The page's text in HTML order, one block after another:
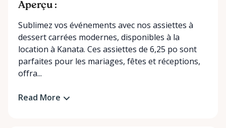
Aperçu :
Sublimez vos événements avec nos assiettes à
dessert carrées modernes, disponibles à la
location à Kanata. Ces assiettes de 6,25 po sont
parfaites pour les mariages, fêtes et réceptions,
offra...
Read More